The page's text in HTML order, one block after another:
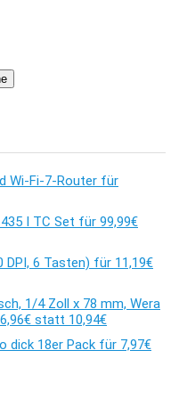
Wi-Fi-7-Router für
I TC Set für 99,99€
DPI, 6 Tasten) für 11,19€
1/4 Zoll x 78 mm, Wera
statt 10,94€
dick 18er Pack für 7,97€